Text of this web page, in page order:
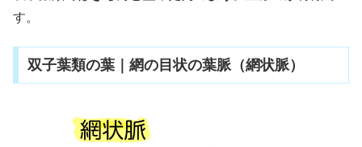
す。
双子葉類の葉｜網の目状の葉脈（網状脈）